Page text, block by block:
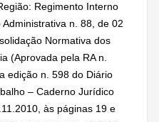
Regimento Interno
n. 88, de 02
Normativa dos
(Aprovada pela RA n.
edição n. 598 do Diário
– Caderno Jurídico
às páginas 19 e